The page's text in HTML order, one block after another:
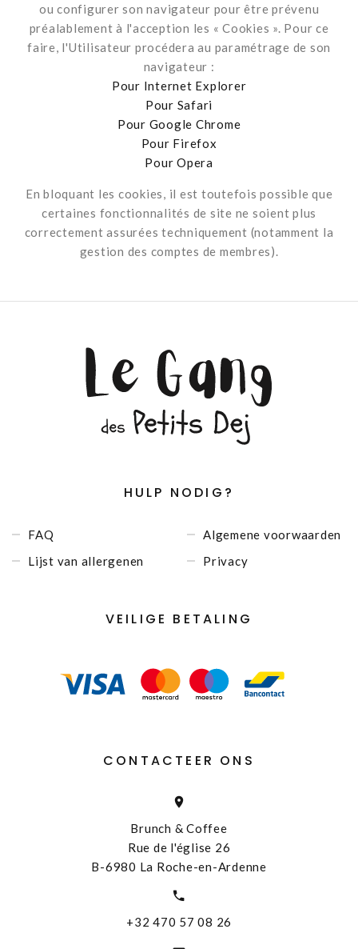
ou configurer son navigateur pour être prévenu
préalablement à l'acception les « Cookies ». Pour ce
faire, l'Utilisateur procédera au paramétrage de son
navigateur :
Pour Internet Explorer
Pour Safari
Pour Google Chrome
Pour Firefox
Pour Opera
En bloquant les cookies, il est toutefois possible que
certaines fonctionnalités de site ne soient plus
correctement assurées techniquement (notamment la
gestion des comptes de membres).
HULP NODIG?
FAQ
Lijst van allergenen
Algemene voorwaarden
Privacy
VEILIGE BETALING
CONTACTEER ONS
Brunch & Coffee
Rue de l'église 26
B-6980 La Roche-en-Ardenne
+32 470 57 08 26